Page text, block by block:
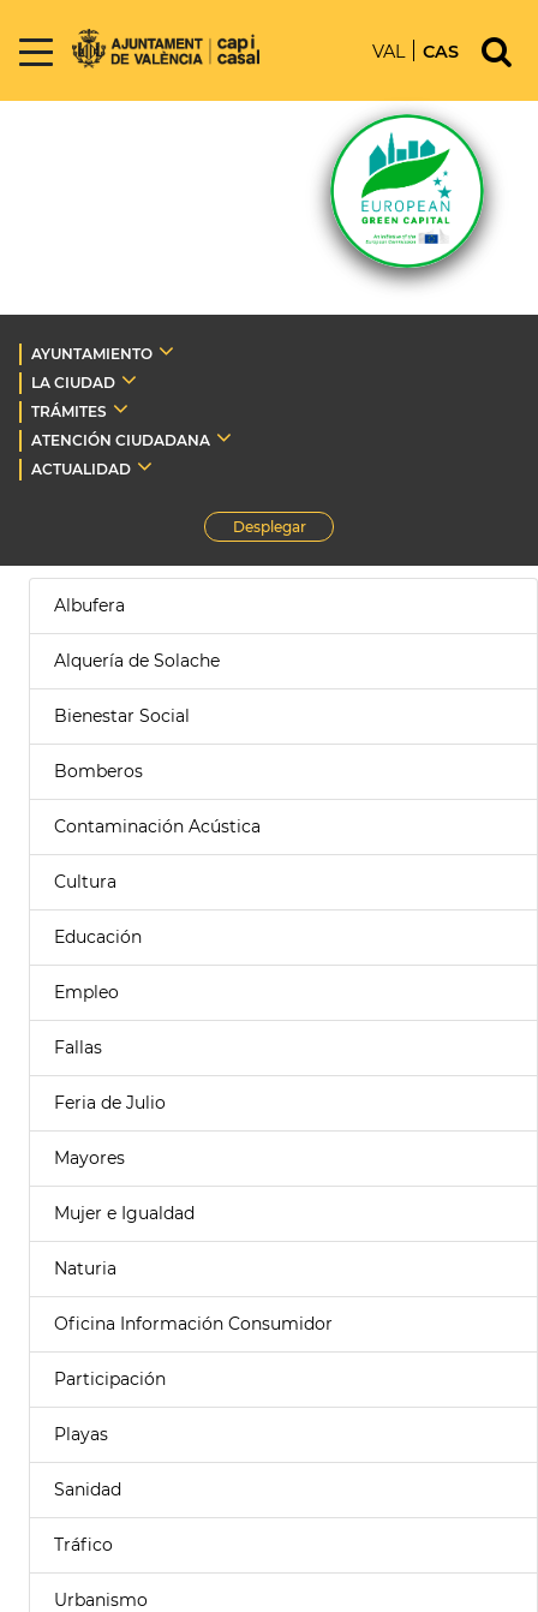
VAL CAS
AYUNTAMIENTO
LA CIUDAD
TRÁMITES
ATENCIÓN CIUDADANA
ACTUALIDAD
Desplegar
Albufera
Alquería de Solache
Bienestar Social
Bomberos
Contaminación Acústica
Cultura
Educación
Empleo
Fallas
Feria de Julio
Mayores
Mujer e Igualdad
Naturia
Oficina Información Consumidor
Participación
Playas
Sanidad
Tráfico
Urbanismo